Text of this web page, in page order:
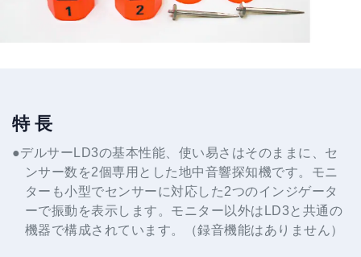
特 長
●デルサーLD3の基本性能、使い易さはそのままに、セ
ンサー数を2個専用とした地中音響探知機です。モニ
ターも小型でセンサーに対応した2つのインジゲータ
ーで振動を表示します。モニター以外はLD3と共通の
機器で構成されています。（録音機能はありません）